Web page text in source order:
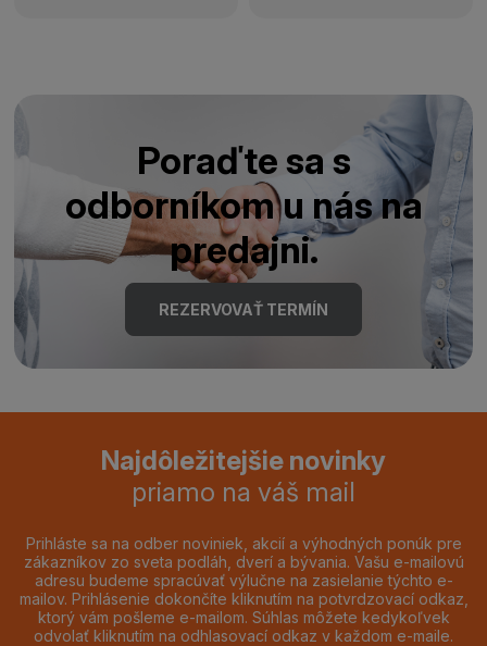
Poraďte sa s
odborníkom u nás na
predajni.
REZERVOVAŤ TERMÍN
Najdôležitejšie novinky
priamo na váš mail
Prihláste sa na odber noviniek, akcií a výhodných ponúk pre
zákazníkov zo sveta podláh, dverí a bývania. Vašu e-mailovú
adresu budeme spracúvať výlučne na zasielanie týchto e-
mailov. Prihlásenie dokončíte kliknutím na potvrdzovací odkaz,
ktorý vám pošleme e-mailom. Súhlas môžete kedykoľvek
odvolať kliknutím na odhlasovací odkaz v každom e-maile.